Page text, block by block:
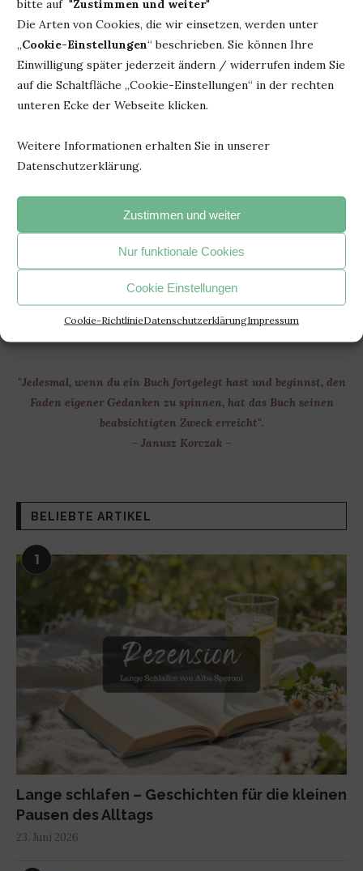
bitte auf "Zustimmen und weiter"
Die Arten von Cookies, die wir einsetzen, werden unter
„Cookie-Einstellungen“ beschrieben. Sie können Ihre
Einwilligung später jederzeit ändern / widerrufen indem Sie
auf die Schaltfläche „Cookie-Einstellungen“ in der rechten
unteren Ecke der Webseite klicken.
Weitere Informationen erhalten Sie in unserer
Datenschutzerklärung.
Zustimmen und weiter
Nur funktionale Cookies
Cookie Einstellungen
Cookie-RichtlinieDatenschutzerklärungImpressum
"Jedesmal, wenn du ein Buch fortgelegt hast und beginnst, den
Faden eigener Gedanken zu spinnen, hat das Buch seinen
beabsichtigten Zweck erreicht".
- Janusz Korczak –
BELIEBTE ARTIKEL
1
Lange schlafen – Geschichten für die kleinen
Pausen des Alltags
23. Juni 2026